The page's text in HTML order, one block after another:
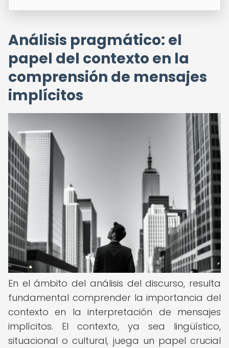
Análisis pragmático: el
papel del contexto en la
comprensión de mensajes
implícitos
En el ámbito del análisis del discurso, resulta
fundamental comprender la importancia del
contexto en la interpretación de mensajes
implícitos. El contexto, ya sea lingüístico,
situacional o cultural, juega un papel crucial